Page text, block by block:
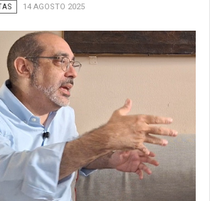
14 AGOSTO 2025